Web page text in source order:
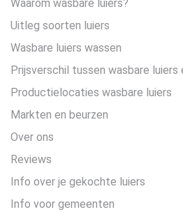
Waarom wasbare luiers?
Uitleg soorten luiers
Wasbare luiers wassen
Prijsverschil tussen wasbare luiers
Productielocaties wasbare luiers
Markten en beurzen
Over ons
Reviews
Info over je gekochte luiers
Info voor gemeenten